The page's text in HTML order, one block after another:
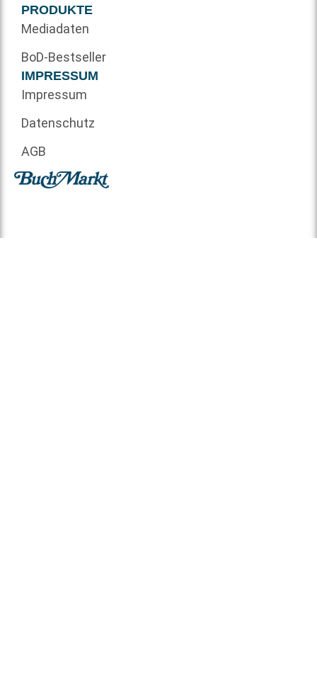
PRODUKTE
Mediadaten
BoD-Bestseller
IMPRESSUM
Impressum
Datenschutz
AGB